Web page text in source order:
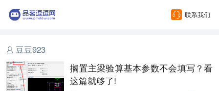
联系我们
豆豆923
搁置主梁验算基本参数不会填写？看
这篇就够了!